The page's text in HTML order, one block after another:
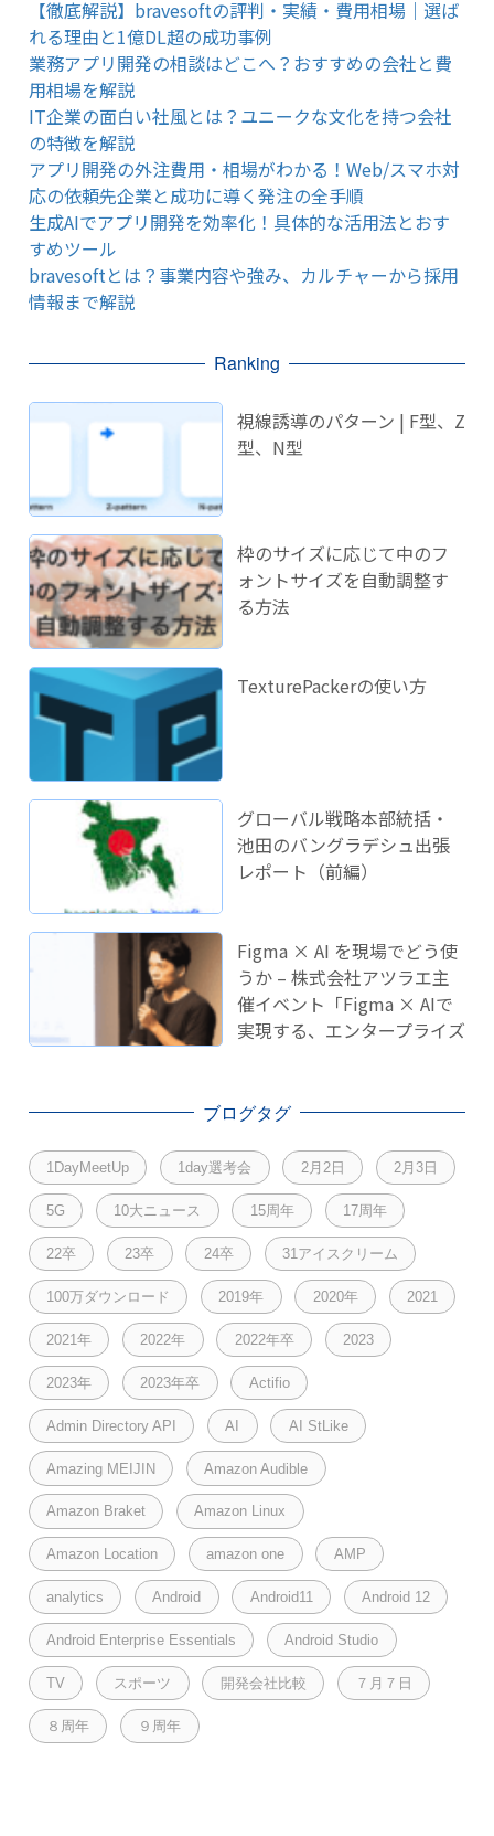
【徹底解説】bravesoftの評判・実績・費用相場｜選ば
れる理由と1億DL超の成功事例
業務アプリ開発の相談はどこへ？おすすめの会社と費
用相場を解説
IT企業の面白い社風とは？ユニークな文化を持つ会社
の特徴を解説
アプリ開発の外注費用・相場がわかる！Web/スマホ対
応の依頼先企業と成功に導く発注の全手順
生成AIでアプリ開発を効率化！具体的な活用法とおす
すめツール
bravesoftとは？事業内容や強み、カルチャーから採用
情報まで解説
Ranking
視線誘導のパターン | F型、Z
型、N型
枠のサイズに応じて中のフ
ォントサイズを自動調整す
る方法
TexturePackerの使い方
グローバル戦略本部統括・
池田のバングラデシュ出張
レポート（前編）
Figma × AI を現場でどう使
うか – 株式会社アツラエ主
催イベント「Figma × AIで
実現する、エンタープライズ
ブログタグ
1DayMeetUp 1day選考会 2月2日 2月3日
5G 10大ニュース 15周年 17周年
22卒 23卒 24卒 31アイスクリーム
100万ダウンロード 2019年 2020年 2021
2021年 2022年 2022年卒 2023
2023年 2023年卒 Actifio
Admin Directory API AI AI StLike
Amazing MEIJIN Amazon Audible
Amazon Braket Amazon Linux
Amazon Location amazon one AMP
analytics Android Android11 Android 12
Android Enterprise Essentials Android Studio
TV スポーツ 開発会社比較 ７月７日
８周年 ９周年